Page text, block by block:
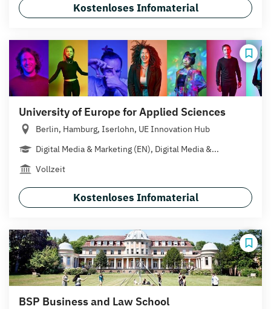
Kostenloses Infomaterial
University of Europe for Applied Sciences
Berlin, Hamburg, Iserlohn, UE Innovation Hub
Digital Media & Marketing (EN), Digital Media &...
Vollzeit
Kostenloses Infomaterial
BSP Business and Law School